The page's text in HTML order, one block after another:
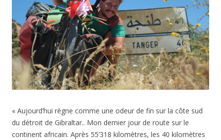
« Aujourd’hui règne comme une odeur de fin sur la côte sud
du détroit de Gibraltar.. Mon dernier jour de route sur le
continent africain. Après 55’318 kilomètres, les 40 kilomètres